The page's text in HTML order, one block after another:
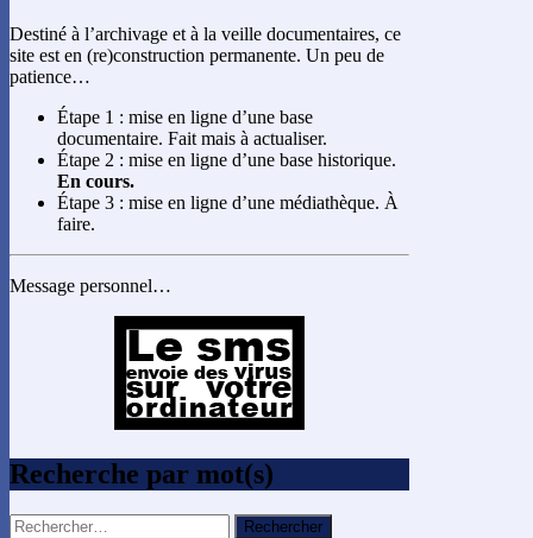
Destiné à l’archivage et à la veille documentaires, ce
site est en (re)construction permanente. Un peu de
patience…
Étape 1 : mise en ligne d’une base
documentaire. Fait mais à actualiser.
Étape 2 : mise en ligne d’une base historique.
En cours.
Étape 3 : mise en ligne d’une médiathèque. À
faire.
Message personnel…
Recherche par mot(s)
Rechercher :